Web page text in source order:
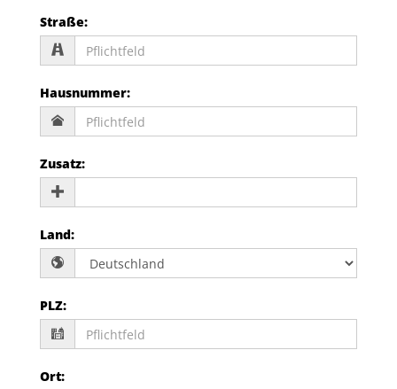
Straße:
Hausnummer:
Zusatz:
Land:
PLZ:
Ort: